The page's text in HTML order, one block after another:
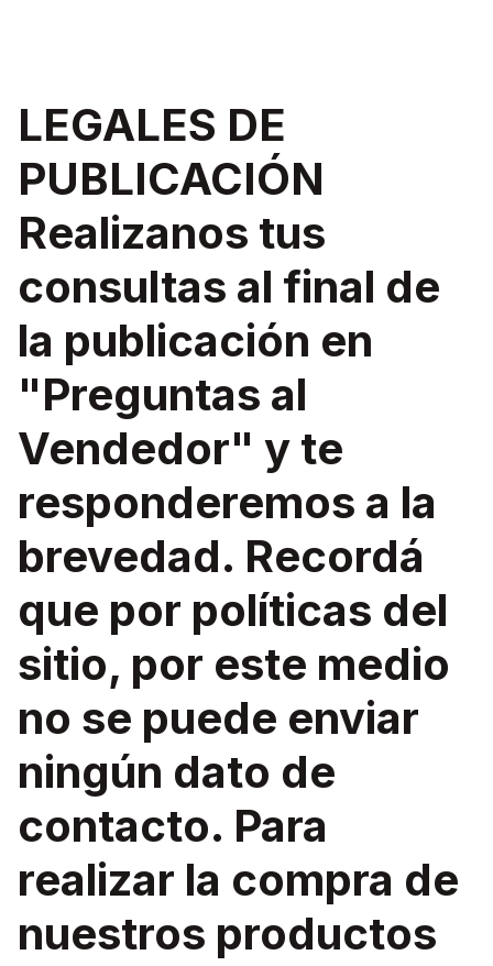
LEGALES DE
PUBLICACIÓN
Realizanos tus
consultas al final de
la publicación en
"Preguntas al
Vendedor" y te
responderemos a la
brevedad. Recordá
que por políticas del
sitio, por este medio
no se puede enviar
ningún dato de
contacto. Para
realizar la compra de
nuestros productos